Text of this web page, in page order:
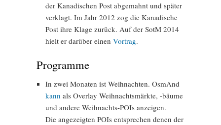
der Kanadischen Post abgemahnt und später
verklagt. Im Jahr 2012 zog die Kanadische
Post ihre Klage zurück. Auf der SotM 2014
hielt er darüber einen Vortrag.
Programme
In zwei Monaten ist Weihnachten. OsmAnd
kann als Overlay Weihnachtsmärkte, -bäume
und andere Weihnachts-POIs anzeigen.
Die angezeigten POIs entsprechen denen der